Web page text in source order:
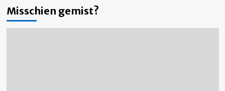
Misschien gemist?